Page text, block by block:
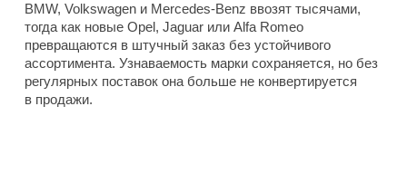
BMW, Volkswagen и Mercedes-Benz ввозят тысячами,
тогда как новые Opel, Jaguar или Alfa Romeo
превращаются в штучный заказ без устойчивого
ассортимента. Узнаваемость марки сохраняется, но без
регулярных поставок она больше не конвертируется
в продажи.